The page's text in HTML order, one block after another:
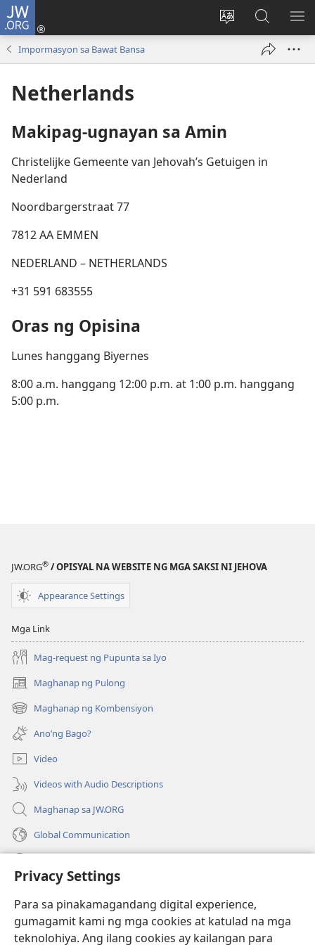
Privacy Settings
Para sa pinakamagandang digital experience,
gumagamit kami ng mga cookies at katulad na mga
teknolohiya. Ang ilang cookies ay kailangan para
JW.ORG
Baguhin
Mag-
log
window)
sa
JW.ORG
Impormasyon sa Bawat Bansa
Netherlands
Makipag-ugnayan sa Amin
Christelijke Gemeente van Jehovah’s Getuigen in
Nederland
Noordbargerstraat 77
7812 AA EMMEN
NEDERLAND – NETHERLANDS
+31 591 683555
Oras ng Opisina
Lunes hanggang Biyernes
8:00 a.m. hanggang 12:00 p.m. at 1:00 p.m. hanggang
5:00 p.m.
JW.ORG® / OPISYAL NA WEBSITE NG MGA SAKSI NI JEHOVA
Appearance Settings
Mga Link
Mag-request ng Pupunta sa Iyo
Maghanap ng Pulong
(may
bubukas
na
bagong
window)
Maghanap ng Kombensiyon
(may
bubukas
na
bagong
window)
Ano’ng Bago?
Video
Videos with Audio Descriptions
Maghanap sa JW.ORG
Global Communication
(may
na
bagong
Watchtower ONLINE LIBRARY™
(may